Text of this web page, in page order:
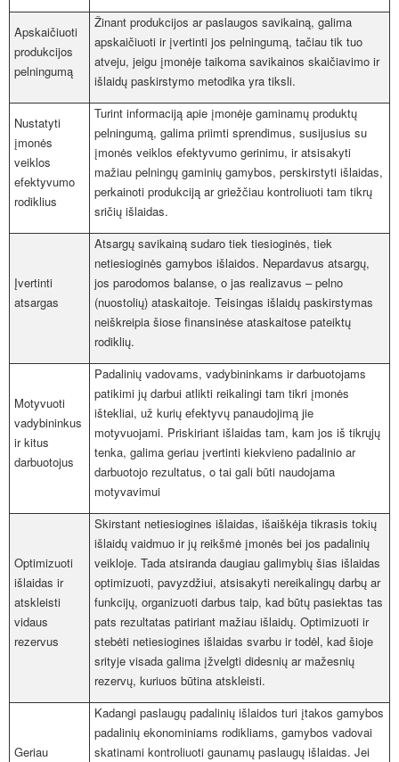
Apskaičiuoti
produkcijos
pelningumą
Žinant produkcijos ar paslaugos savikainą, galima
apskaičiuoti ir įvertinti jos pelningumą, tačiau tik tuo
atveju, jeigu įmonėje taikoma savikainos skaičiavimo ir
išlaidų paskirstymo metodika yra tiksli.
Nustatyti
įmonės
veiklos
efektyvumo
rodiklius
Turint informaciją apie įmonėje gaminamų produktų
pelningumą, galima priimti sprendimus, susijusius su
įmonės veiklos efektyvumo gerinimu, ir atsisakyti
mažiau pelningų gaminių gamybos, perskirstyti išlaidas,
perkainoti produkciją ar griežčiau kontroliuoti tam tikrų
sričių išlaidas.
Įvertinti
atsargas
Atsargų savikainą sudaro tiek tiesioginės, tiek
netiesioginės gamybos išlaidos. Nepardavus atsargų,
jos parodomos balanse, o jas realizavus – pelno
(nuostolių) ataskaitoje. Teisingas išlaidų paskirstymas
neiškreipia šiose finansinėse ataskaitose pateiktų
rodiklių.
Motyvuoti
vadybininkus
ir kitus
darbuotojus
Padalinių vadovams, vadybininkams ir darbuotojams
patikimi jų darbui atlikti reikalingi tam tikri įmonės
ištekliai, už kurių efektyvų panaudojimą jie
motyvuojami. Priskiriant išlaidas tam, kam jos iš tikrųjų
tenka, galima geriau įvertinti kiekvieno padalinio ar
darbuotojo rezultatus, o tai gali būti naudojama
motyvavimui
Optimizuoti
išlaidas ir
atskleisti
vidaus
rezervus
Skirstant netiesiogines išlaidas, išaiškėja tikrasis tokių
išlaidų vaidmuo ir jų reikšmė įmonės bei jos padalinių
veikloje. Tada atsiranda daugiau galimybių šias išlaidas
optimizuoti, pavyzdžiui, atsisakyti nereikalingų darbų ar
funkcijų, organizuoti darbus taip, kad būtų pasiektas tas
pats rezultatas patiriant mažiau išlaidų. Optimizuoti ir
stebėti netiesiogines išlaidas svarbu ir todėl, kad šioje
srityje visada galima įžvelgti didesnių ar mažesnių
rezervų, kuriuos būtina atskleisti.
Geriau
Kadangi paslaugų padalinių išlaidos turi įtakos gamybos
padalinių ekonominiams rodikliams, gamybos vadovai
skatinami kontroliuoti gaunamų paslaugų išlaidas. Jei